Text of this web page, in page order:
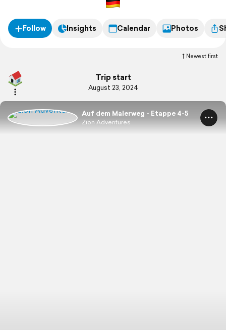
Follow Insights Calendar Photos
Newest first
Trip start
August 23, 2024
Auf dem Malerweg - Etappe 4-5
Zion Adventures